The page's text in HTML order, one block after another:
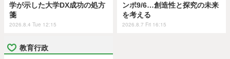
学が示した大学DX成功の処方
箋
2026.8.4 Tue 12:15
ンポ9/6…創造性と探究の未来
を考える
2026.8.7 Fri 16:15
教育行政